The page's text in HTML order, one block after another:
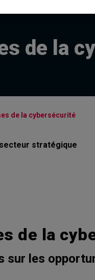
de la
de la cybersécurité
stratégique
de la
sur les